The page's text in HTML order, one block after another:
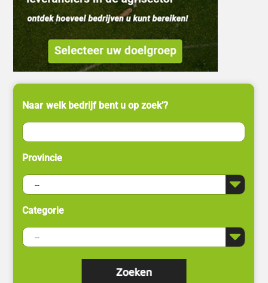
Naar welk bedrijf bent u op zoek’?
Provincie
Categorie